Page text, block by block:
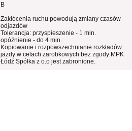
B
Zakłócenia ruchu powodują zmiany czasów
odjazdów
Tolerancja: przyspieszenie - 1 min.
opóźnienie - do 4 min.
Kopiowanie i rozpowszechnianie rozkładów
jazdy w celach zarobkowych bez zgody MPK
Łódź Spółka z o.o jest zabronione.